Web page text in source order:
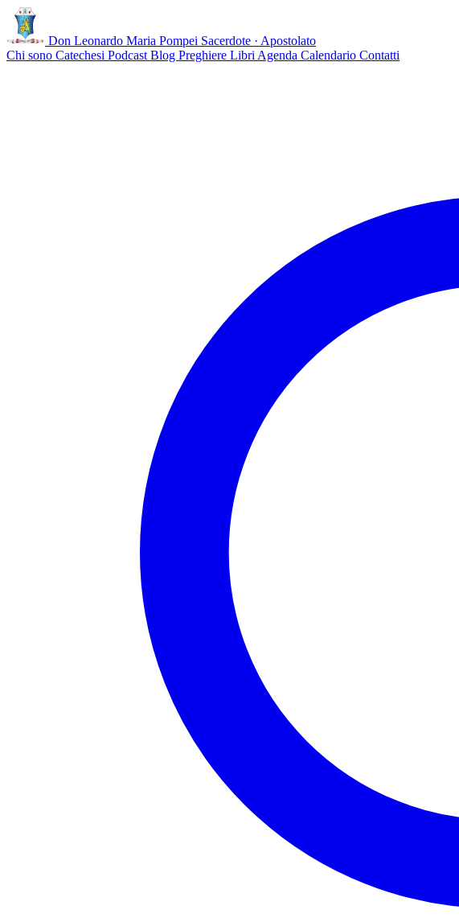
Don Leonardo Maria Pompei Sacerdote · Apostolato
Chi sono Catechesi Podcast Blog Preghiere Libri Agenda Calendario Contatti